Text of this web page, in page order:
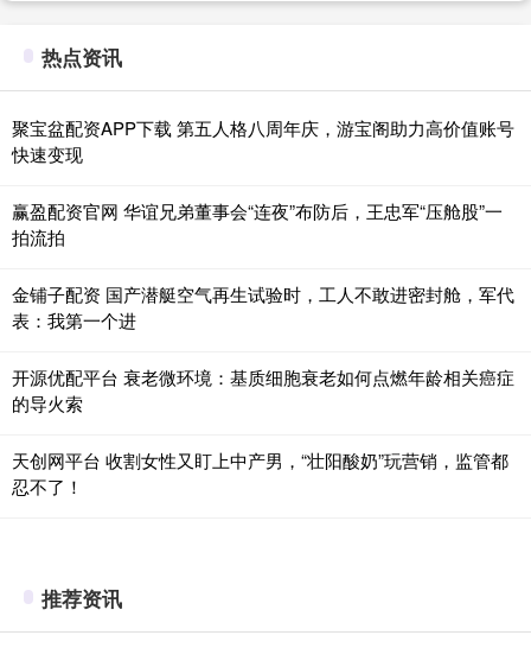
热点资讯
聚宝盆配资APP下载 第五人格八周年庆，游宝阁助力高价值账号
快速变现
赢盈配资官网 华谊兄弟董事会“连夜”布防后，王忠军“压舱股”一
拍流拍
金铺子配资 国产潜艇空气再生试验时，工人不敢进密封舱，军代
表：我第一个进
开源优配平台 衰老微环境：基质细胞衰老如何点燃年龄相关癌症
的导火索
天创网平台 收割女性又盯上中产男，“壮阳酸奶”玩营销，监管都
忍不了！
推荐资讯